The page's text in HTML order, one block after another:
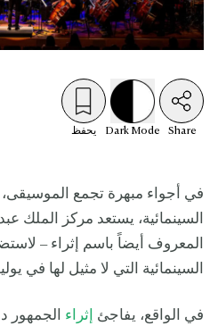
Share
Dark Mode يحفظ
في أجواء مبهرة تجمع
السينمائية، يستعد مركز الملك
المعروف أيضاً باسم إثراء –
السينمائية التي لا مثيل لها في
في الواقع، يفاجئ إثراء الجمهور